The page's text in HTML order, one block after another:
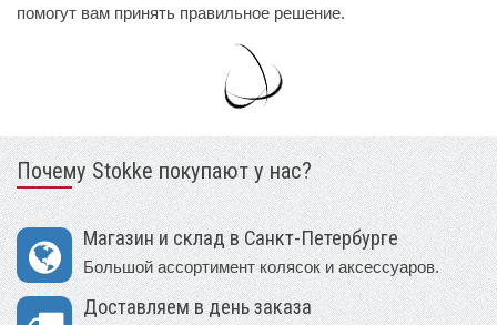
помогут вам принять правильное решение.
Почему Stokke покупают у нас?
Магазин и склад в Санкт-Петербурге
Большой ассортимент колясок и аксессуаров.
Доставляем в день заказа